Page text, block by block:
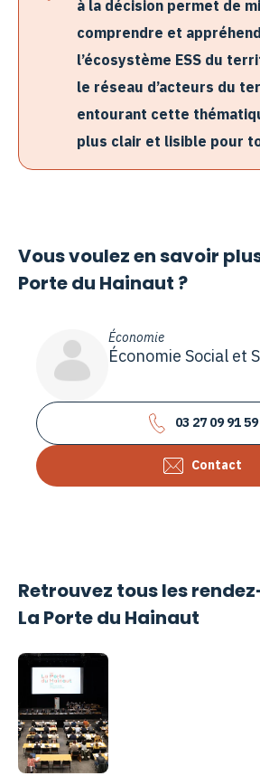
à la décision permet de
comprendre et
l’écosystème ESS du
le réseau d’acteurs du
entourant cette
plus clair et lisible pour
Vous voulez en savoir plus
Porte du Hainaut ?
Économie
Économie Social et
03 27 09 91 59
Contact
Retrouvez tous les
La Porte du Hainaut